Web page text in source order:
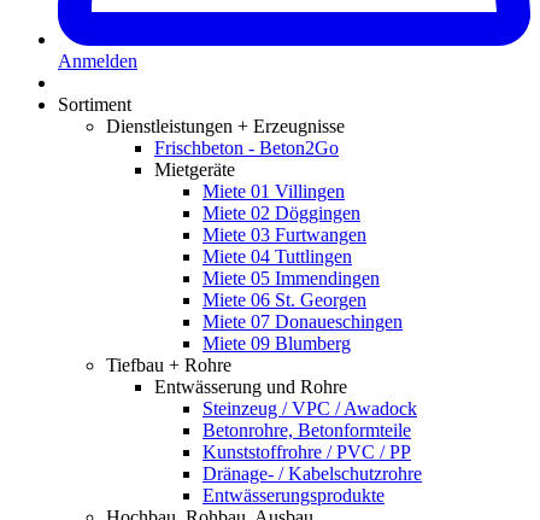
Anmelden
Sortiment
Dienstleistungen + Erzeugnisse
Frischbeton - Beton2Go
Mietgeräte
Miete 01 Villingen
Miete 02 Döggingen
Miete 03 Furtwangen
Miete 04 Tuttlingen
Miete 05 Immendingen
Miete 06 St. Georgen
Miete 07 Donaueschingen
Miete 09 Blumberg
Tiefbau + Rohre
Entwässerung und Rohre
Steinzeug / VPC / Awadock
Betonrohre, Betonformteile
Kunststoffrohre / PVC / PP
Dränage- / Kabelschutzrohre
Entwässerungsprodukte